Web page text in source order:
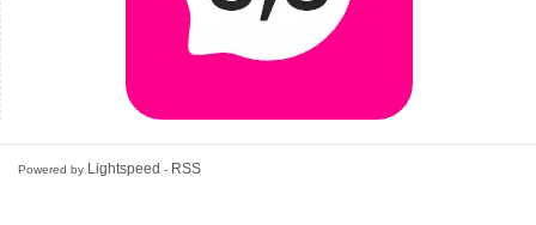
Powered by Lightspeed - RSS